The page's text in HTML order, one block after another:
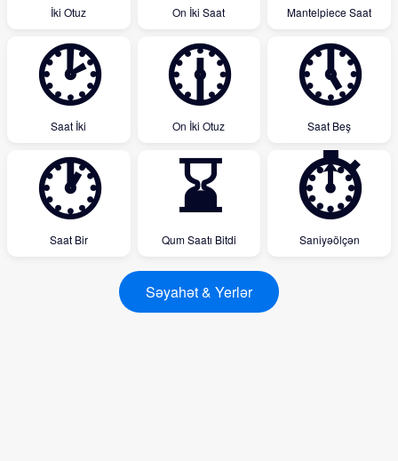
İki Otuz On İki Saat Mantelpiece Saat
🕑
Saat İki
🕧
On İki Otuz
🕔
Saat Beş
🕐
Saat Bir
⌛
Qum Saatı Bitdi
⏱
Saniyəölçən
Səyahət & Yerlər